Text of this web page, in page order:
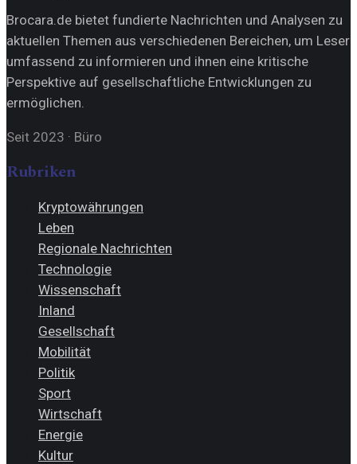
Brocara.de bietet fundierte Nachrichten und Analysen zu
aktuellen Themen aus verschiedenen Bereichen, um Leser
umfassend zu informieren und ihnen eine kritische
Perspektive auf gesellschaftliche Entwicklungen zu
ermöglichen.
Seit 2023 · Büro
Rubriken
Kryptowährungen
Leben
Regionale Nachrichten
Technologie
Wissenschaft
Inland
Gesellschaft
Mobilität
Politik
Sport
Wirtschaft
Energie
Kultur